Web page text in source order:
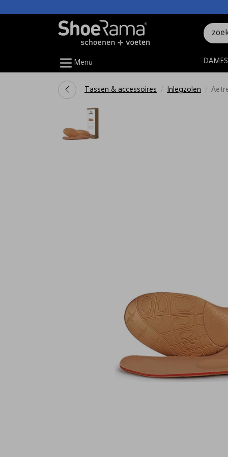
Menu DAMES
Tassen & accessoires Inlegzolen